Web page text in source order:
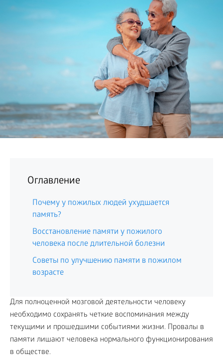
Оглавление
Почему у пожилых людей ухудшается
память?
Восстановление памяти у пожилого
человека после длительной болезни
Советы по улучшению памяти в пожилом
возрасте
Для полноценной мозговой деятельности человеку
необходимо сохранять четкие воспоминания между
текущими и прошедшими событиями жизни. Провалы в
памяти лишают человека нормального функционирования
в обществе.